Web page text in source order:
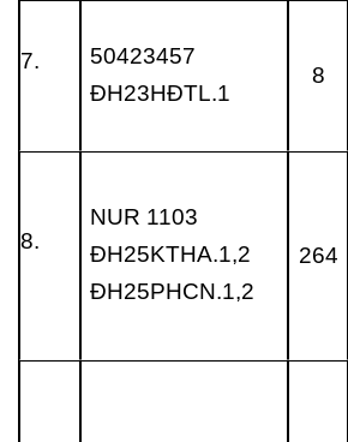
7.
50423457
ĐH23HĐTL.1
8
8.
NUR 1103
ĐH25KTHA.1,2
ĐH25PHCN.1,2
264